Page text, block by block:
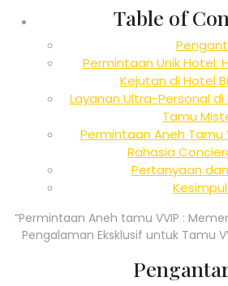
Table of
Permintaan Unik Hotel:
Kejutan di Hotel
Layanan Ultra-Personal di
Tamu
Permintaan Aneh Tamu
Rahasia
Pertanyaan
“Permintaan Aneh tamu VVIP :
Pengalaman Eksklusif untuk Tamu